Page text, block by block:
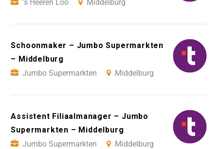
's Heeren Loo
Middelburg
Schoonmaker – Jumbo Supermarkten
– Middelburg
Jumbo Supermarkten
Middelburg
Assistent Filiaalmanager – Jumbo
Supermarkten – Middelburg
Jumbo Supermarkten
Middelburg